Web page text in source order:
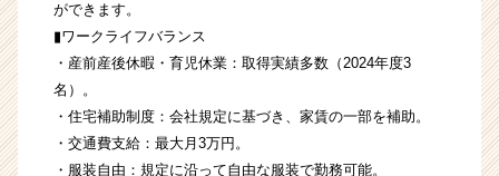
ができます。
▮ワークライフバランス
・産前産後休暇・育児休業：取得実績多数（2024年度3
名）。
・住宅補助制度：会社規定に基づき、家賃の一部を補助。
・交通費支給：最大月3万円。
・服装自由：規定に沿って自由な服装で勤務可能。